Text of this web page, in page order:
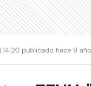
14:20 publicado hace 9